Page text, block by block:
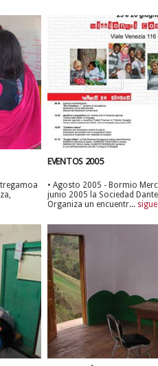
EVENTOS 2005
• Agosto 2005 - Bormio
junio 2005 la Sociedad
Organiza un encuentr...